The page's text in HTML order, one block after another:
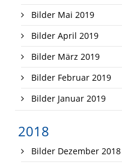
Bilder Mai 2019
Bilder April 2019
Bilder März 2019
Bilder Februar 2019
Bilder Januar 2019
2018
Bilder Dezember 2018